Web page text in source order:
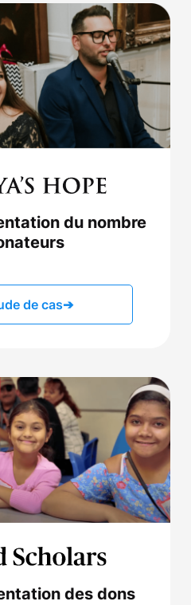
du nombre
de cas➔
des dons